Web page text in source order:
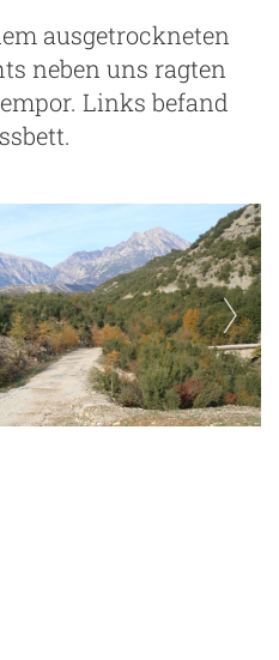
ausgetrockneten
neben uns ragten
Links befand